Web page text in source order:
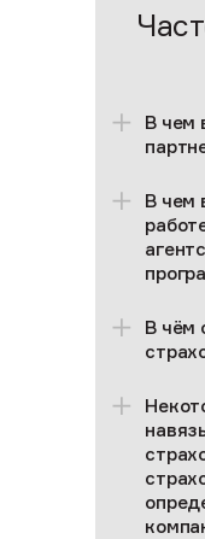
В чем
В чем
В чём